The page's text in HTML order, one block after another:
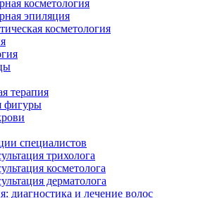
косметология
эпиляция
косметология
терапия
фигуры
специалистов
трихолога
косметолога
дерматолога
диагностика и лечение волос